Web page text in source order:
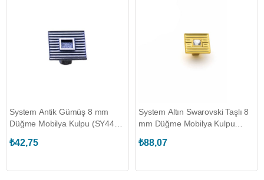
System Antik Gümüş 8 mm
Düğme Mobilya Kulpu (SY4410
₺42,75
System Altın Swarovski Taşlı 8
mm Düğme Mobilya Kulpu
₺88,07